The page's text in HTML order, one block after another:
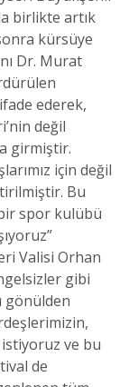
birlikte artık
kürsüye
Dr. Murat
ederek,
değil
girmiştir.
için değil
Bu
spor kulübü
Valisi Orhan
gibi
gönülden
istiyoruz ve bu
de